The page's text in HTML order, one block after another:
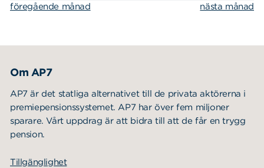
föregående månad nästa månad
Om AP7
AP7 är det statliga alternativet till de privata aktörerna i
premiepensionssystemet. AP7 har över fem miljoner
sparare. Vårt uppdrag är att bidra till att de får en trygg
pension.
Tillgänglighet